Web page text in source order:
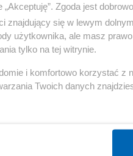
Zgoda jest
znajdujący się w lewym
użytkownika, ale masz
tylko na tej witrynie.
i komfortowo korzystać z
Twoich danych